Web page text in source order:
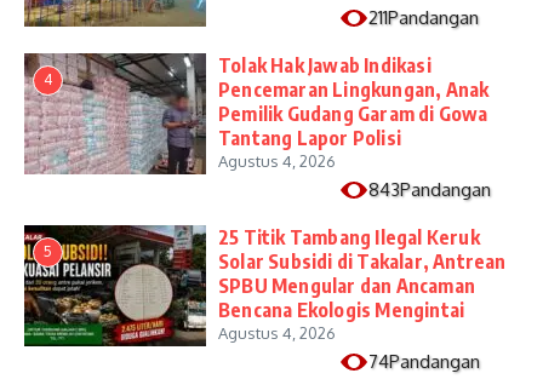
211Pandangan
4
Tolak Hak Jawab Indikasi
Pencemaran Lingkungan, Anak
Pemilik Gudang Garam di Gowa
Tantang Lapor Polisi
Agustus 4, 2026
843Pandangan
5
25 Titik Tambang Ilegal Keruk
Solar Subsidi di Takalar, Antrean
SPBU Mengular dan Ancaman
Bencana Ekologis Mengintai
Agustus 4, 2026
74Pandangan